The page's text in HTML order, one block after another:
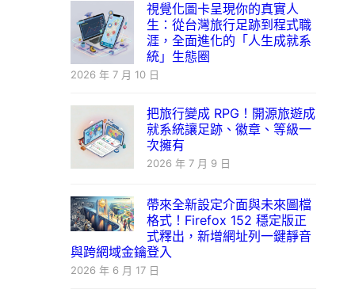
視覺化圖卡呈現你的真實人
生：從台灣旅行足跡到程式職
涯，全面進化的「人生成就系
統」生態圈
2026 年 7 月 10 日
把旅行變成 RPG！開源旅遊成
就系統讓足跡、徽章、等級一
次擁有
2026 年 7 月 9 日
帶來全新設定介面與未來圖檔
格式！Firefox 152 穩定版正
式釋出，新增網址列一鍵靜音
與跨網域金鑰登入
2026 年 6 月 17 日